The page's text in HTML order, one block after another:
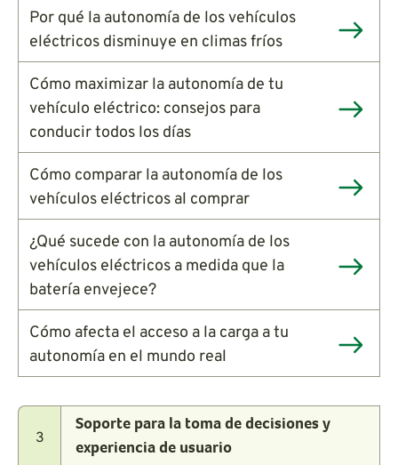
Por qué la autonomía de los vehículos
eléctricos disminuye en climas fríos
Cómo maximizar la autonomía de tu
vehículo eléctrico: consejos para
conducir todos los días
Cómo comparar la autonomía de los
vehículos eléctricos al comprar
¿Qué sucede con la autonomía de los
vehículos eléctricos a medida que la
batería envejece?
Cómo afecta el acceso a la carga a tu
autonomía en el mundo real
3
Soporte para la toma de decisiones y
experiencia de usuario